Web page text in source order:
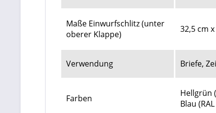
Maße Einwurfschlitz (unter
oberer Klappe)
32,5 cm
Verwendung Briefe,
Farben
Hellgrün
Blau